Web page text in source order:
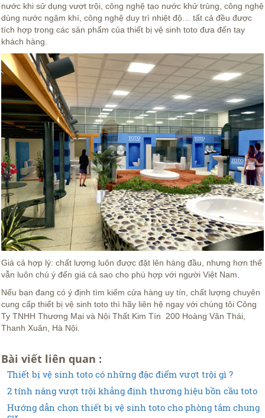
nước khi sử dụng vượt trội, công nghệ tạo nước khử trùng, công nghệ
dùng nước ngậm khí, công nghệ duy trì nhiệt độ… tất cả đều được
tích hợp trong các sản phẩm của thiết bị vệ sinh toto đưa đến tay
khách hàng.
Giá cả hợp lý: chất lượng luôn được đặt lên hàng đầu, nhưng hơn thế
vẫn luôn chú ý đến giá cả sao cho phù hợp với người Việt Nam.
Nếu bạn đang có ý định tìm kiếm cửa hàng uy tín, chất lượng chuyên
cung cấp thiết bị vệ sinh toto thì hãy liên hệ ngay với chúng tôi Công
Ty TNHH Thương Mại và Nội Thất Kim Tín 200 Hoàng Văn Thái,
Thanh Xuân, Hà Nội.
Bài viết liên quan :
Thiết bị vệ sinh toto có những đặc điểm vượt trội gì ?
2 tính năng vượt trội khẳng định thương hiệu bồn cầu toto
Hướng dẫn chọn thiết bị vệ sinh toto cho phòng tắm chung